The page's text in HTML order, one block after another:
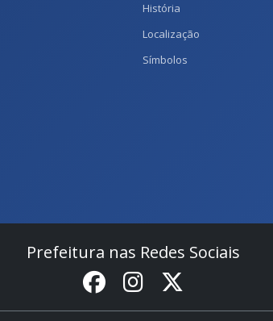
História
Localização
Símbolos
Prefeitura nas Redes Sociais